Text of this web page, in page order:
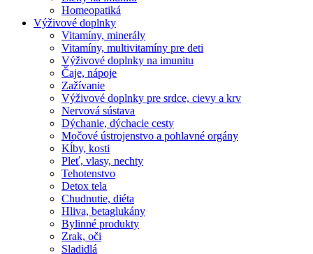
Homeopatiká
Výživové doplnky
Vitamíny, minerály
Vitamíny, multivitamíny pre deti
Výživové doplnky na imunitu
Čaje, nápoje
Zažívanie
Výživové doplnky pre srdce, cievy a krv
Nervová sústava
Dýchanie, dýchacie cesty
Močové ústrojenstvo a pohlavné orgány
Kĺby, kosti
Pleť, vlasy, nechty
Tehotenstvo
Detox tela
Chudnutie, diéta
Hliva, betaglukány
Bylinné produkty
Zrak, oči
Sladidlá